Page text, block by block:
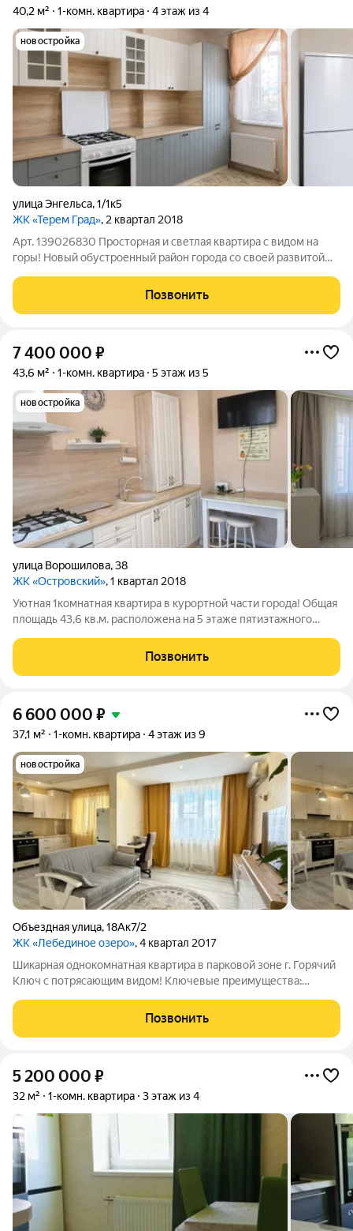
40,2 м² 1-комн. квартира 4 этаж из 4
новостройка
улица Энгельса,1/1к5
ЖК «Терем Град», 2 квартал 2018
Арт. 139026830 Просторная и светлая квартира с видом на
горы! Новый обустроенный район города со своей развитой
этаж. Над ним чердачное помещение. Площадь квартиры 40,2
кв м плюс застекленная
Позвонить
7 400 000 ₽
43,6 м² 1-комн. квартира 5 этаж из 5
новостройка
улица Ворошилова,38
ЖК «Островский», 1 квартал 2018
Уютная 1комнатная квартира в курортной части города! Общая
площадь 43,6 кв.м. расположена на 5 этаже пятиэтажного
кухни. Вид во двор. Отопление автономное. Санузел
совмещён. Состояние - с
Позвонить
6 600 000 ₽
37,1 м² 1-комн. квартира 4 этаж из 9
новостройка
Объездная улица,18Ак7/2
ЖК «Лебединое озеро», 4 квартал 2017
Шикарная однокомнатная квартира в парковой зоне г. Горячий
Ключ с потрясающим видом! Ключевые преимущества:
готова к заселению без дополнительных вложений. Мебель и
техника остаются по
Позвонить
5 200 000 ₽
32 м² 1-комн. квартира 3 этаж из 4